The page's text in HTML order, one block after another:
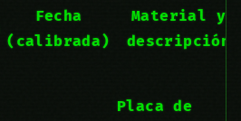
Fecha
(calibrada)
Material y
descripción
Placa de